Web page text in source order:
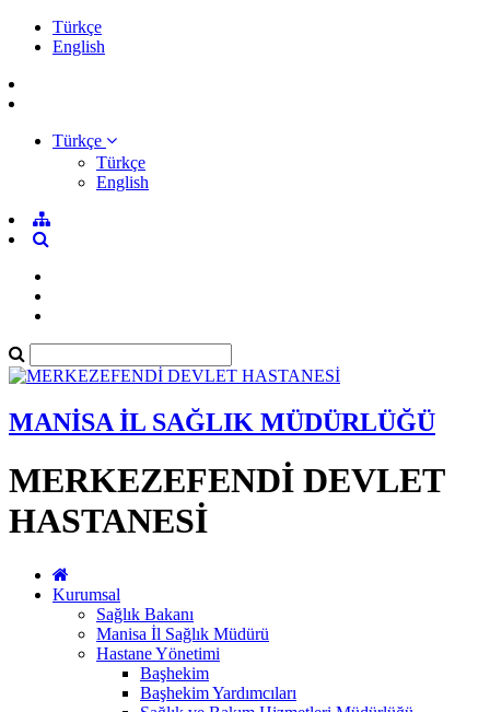
Türkçe
English
Türkçe
Türkçe
English
MANİSA İL SAĞLIK MÜDÜRLÜĞÜ
MERKEZEFENDİ DEVLET
HASTANESİ
Kurumsal
Sağlık Bakanı
Manisa İl Sağlık Müdürü
Hastane Yönetimi
Başhekim
Başhekim Yardımcıları